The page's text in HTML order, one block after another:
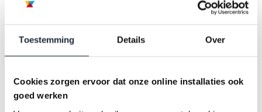
Toestemming Details Over
Cookies zorgen ervoor dat onze online installaties ook
goed werken